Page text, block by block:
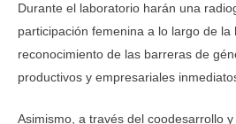
Durante el laboratorio harán una
participación femenina a lo largo de la
reconocimiento de las barreras de
productivos y empresariales
Asimismo, a través del coodesarrollo